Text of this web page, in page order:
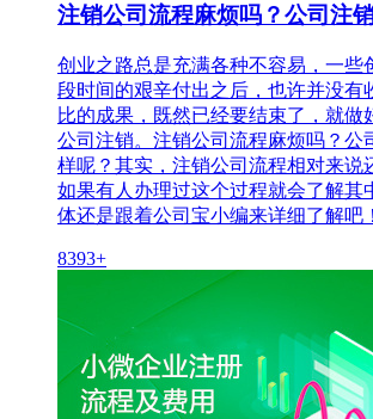
注销公司流程麻烦吗？公司注
创业之路总是充满各种不容易，一些
段时间的艰辛付出之后，也许并没有
比的成果，既然已经要结束了，就做
公司注销。注销公司流程麻烦吗？公
样呢？其实，注销公司流程相对来说
如果有人办理过这个过程就会了解其
体还是跟着公司宝小编来详细了解吧！
8393+